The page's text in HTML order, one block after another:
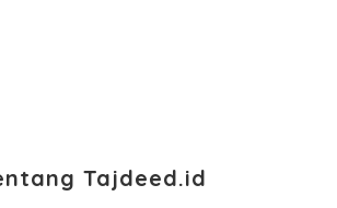
Tajdeed.id